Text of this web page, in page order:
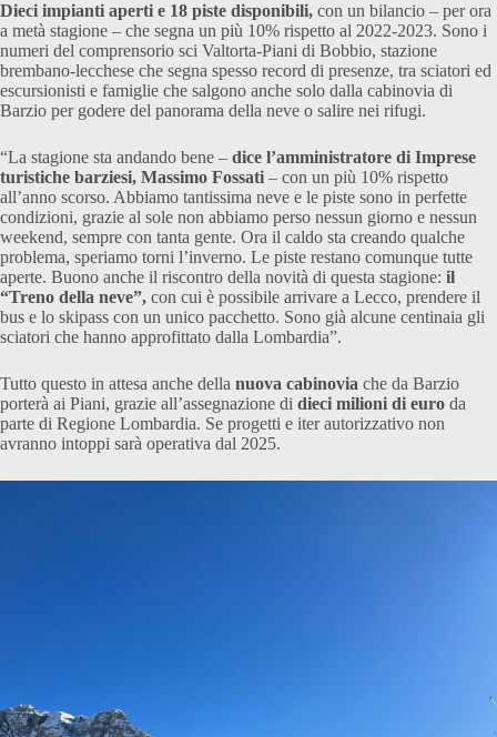
Dieci impianti aperti e 18 piste disponibili, con un bilancio – per ora
a metà stagione – che segna un più 10% rispetto al 2022-2023. Sono i
numeri del comprensorio sci Valtorta-Piani di Bobbio, stazione
brembano-lecchese che segna spesso record di presenze, tra sciatori ed
escursionisti e famiglie che salgono anche solo dalla cabinovia di
Barzio per godere del panorama della neve o salire nei rifugi.
“La stagione sta andando bene – dice l’amministratore di Imprese
turistiche barziesi, Massimo Fossati – con un più 10% rispetto
all’anno scorso. Abbiamo tantissima neve e le piste sono in perfette
condizioni, grazie al sole non abbiamo perso nessun giorno e nessun
weekend, sempre con tanta gente. Ora il caldo sta creando qualche
problema, speriamo torni l’inverno. Le piste restano comunque tutte
aperte. Buono anche il riscontro della novità di questa stagione: il
“Treno della neve”, con cui è possibile arrivare a Lecco, prendere il
bus e lo skipass con un unico pacchetto. Sono già alcune centinaia gli
sciatori che hanno approfittato dalla Lombardia”.
Tutto questo in attesa anche della nuova cabinovia che da Barzio
porterà ai Piani, grazie all’assegnazione di dieci milioni di euro da
parte di Regione Lombardia. Se progetti e iter autorizzativo non
avranno intoppi sarà operativa dal 2025.